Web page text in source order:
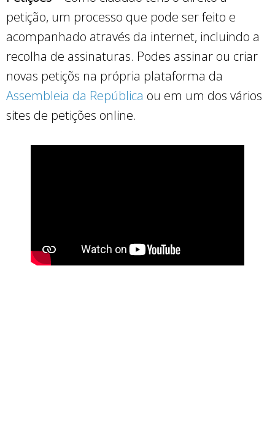
petição, um processo que pode ser feito e
acompanhado através da internet, incluindo a
recolha de assinaturas. Podes assinar ou criar
novas petiçõs na própria plataforma da
Assembleia da República ou em um dos vários
sites de petições online.